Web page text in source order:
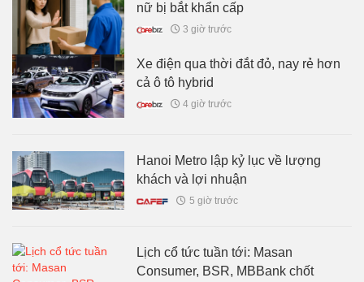
nữ bị bắt khẩn cấp
3 giờ trước
Xe điện qua thời đắt đỏ, nay rẻ hơn
cả ô tô hybrid
4 giờ trước
Hanoi Metro lập kỷ lục về lượng
khách và lợi nhuận
5 giờ trước
Lịch cổ tức tuần tới: Masan
Consumer, BSR, MBBank chốt